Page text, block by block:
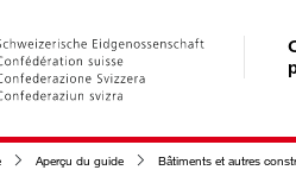
Aperçu du guide Bâtiments et autres